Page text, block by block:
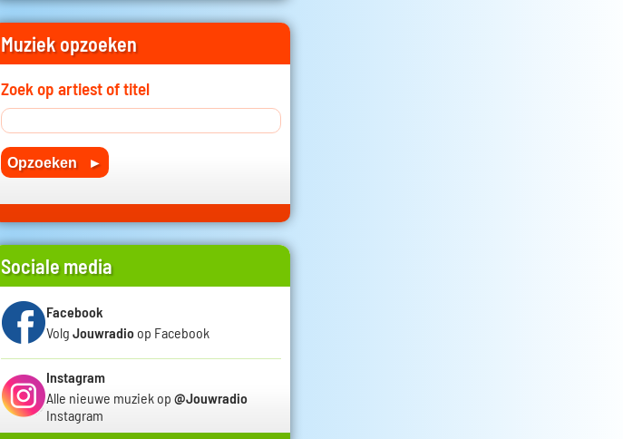
Muziek opzoeken
Zoek op artiest of titel
Sociale media
Facebook
Volg Jouwradio op Facebook
Instagram
Alle nieuwe muziek op @Jouwradio
Instagram